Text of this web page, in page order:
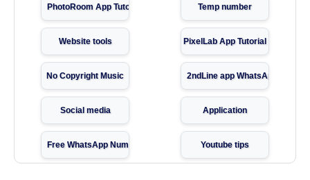
PhotoRoom App Tutorial Temp number
Website tools PixelLab App Tutorial
No Copyright Music 2ndLine app WhatsApp
Social media Application
Free WhatsApp Number Youtube tips